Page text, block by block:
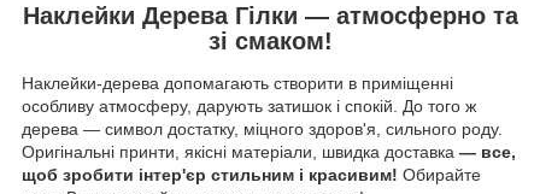
Наклейки Дерева Гілки — атмосферно та
зі смаком!
Наклейки-дерева допомагають створити в приміщенні
особливу атмосферу, дарують затишок і спокій. До того ж
дерева — символ достатку, міцного здоров'я, сильного роду.
Оригінальні принти, якісні матеріали, швидка доставка — все,
щоб зробити інтер'єр стильним і красивим! Обирайте